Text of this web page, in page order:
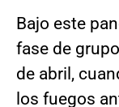
Bajo este
fase de
de abril,
los fuegos